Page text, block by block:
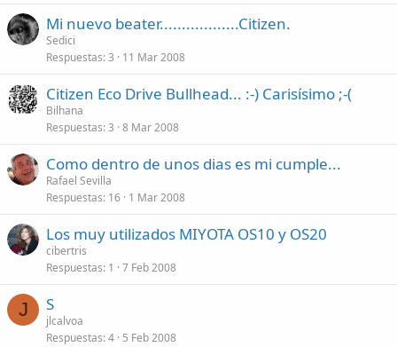
Mi nuevo beater..................Citizen.
Sedici
Respuestas 3 11 Mar 2008
Citizen Eco Drive Bullhead... :-) Carisísimo ;-(
Bilhana
Respuestas 3 8 Mar 2008
Como dentro de unos dias es mi cumple...
Rafael Sevilla
Respuestas 16 1 Mar 2008
Los muy utilizados MIYOTA OS10 y OS20
cibertris
Respuestas 1 7 Feb 2008
J S
jlcalvoa
Respuestas 4 5 Feb 2008